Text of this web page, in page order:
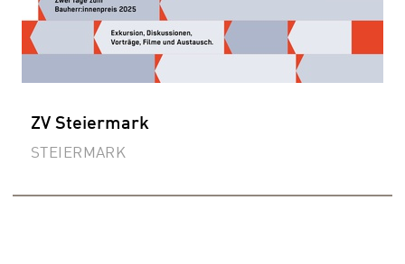
ZV Steiermark
STEIERMARK